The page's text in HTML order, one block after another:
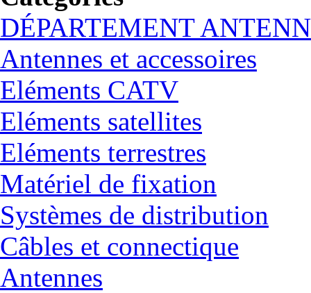
DÉPARTEMENT
Antennes et accessoires
Eléments CATV
Eléments satellites
Eléments terrestres
Matériel de fixation
Systèmes de distribution
Câbles et connectique
Antennes